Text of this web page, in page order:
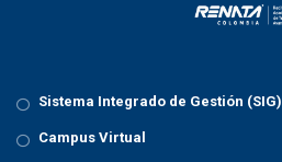
Sistema Integrado de Gestión (SIG)
Campus Virtual